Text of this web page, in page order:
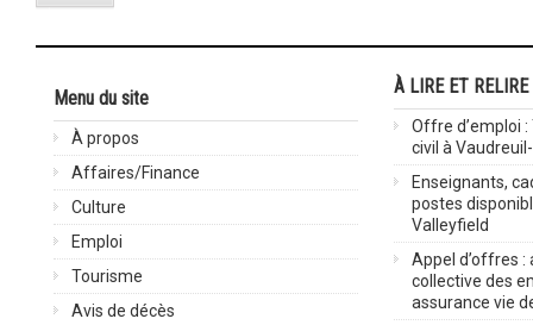
Menu du site
À propos
Affaires/Finance
Culture
Emploi
Tourisme
Avis de décès
À LIRE ET RELIRE
Offre d’emploi
civil à
Enseignants,
postes
Valleyfield
Appel d’offres :
collective des
assurance vie